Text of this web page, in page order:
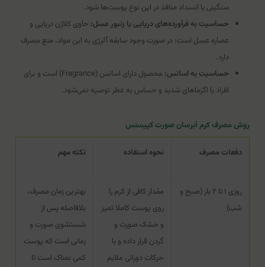
سنگینی یا انسداد منافذ در این نوع پوست‌ها شود.
حساسیت به فرآورده‌های دریایی یا زنبور عسل: حاوی کلاژن دریایی و
عصاره عسل است؛ در صورت وجود سابقه آلرژی به این مواد، منع مصرف
دارد.
حساسیت به اسانس:
محصول دارای اسانس (Fragrance) است و برای
افراد با اگزماهای شدید و حساس به عطر توصیه نمی‌شود.
روش مصرف کرم آبرسان صورت کپیسنس
دفعات مصرف نحوه استفاده نکته مهم
روزی ۱ تا ۲ بار (صبح و
شب)
مقدار کافی از کرم را
روی پوست کاملا تمیز
و خشک صورت و
گردن قرار داده و با
حرکات دورانی ملایم
بهترین زمان مصرف،
بلافاصله پس از
شستشوی صورت و
زمانی است که پوست
کمی نمناک است تا